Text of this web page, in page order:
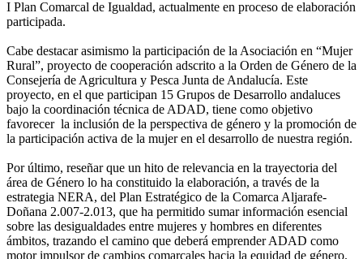
I Plan Comarcal de Igualdad, actualmente en proceso de elaboración
participada.
Cabe destacar asimismo la participación de la Asociación en “Mujer
Rural”, proyecto de cooperación adscrito a la Orden de Género de la
Consejería de Agricultura y Pesca Junta de Andalucía. Este
proyecto, en el que participan 15 Grupos de Desarrollo andaluces
bajo la coordinación técnica de ADAD, tiene como objetivo
favorecer la inclusión de la perspectiva de género y la promoción de
la participación activa de la mujer en el desarrollo de nuestra región.
Por último, reseñar que un hito de relevancia en la trayectoria del
área de Género lo ha constituido la elaboración, a través de la
estrategia NERA, del Plan Estratégico de la Comarca Aljarafe-
Doñana 2.007-2.013, que ha permitido sumar información esencial
sobre las desigualdades entre mujeres y hombres en diferentes
ámbitos, trazando el camino que deberá emprender ADAD como
motor impulsor de cambios comarcales hacia la equidad de género.